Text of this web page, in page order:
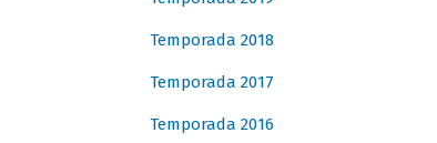
Temporada 2018
Temporada 2017
Temporada 2016